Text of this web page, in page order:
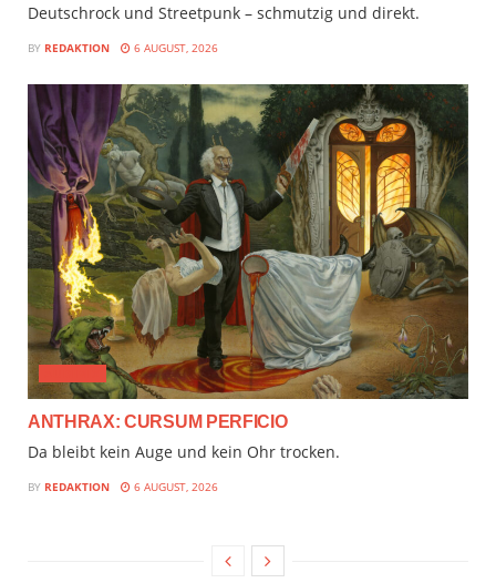
Deutschrock und Streetpunk – schmutzig und direkt.
BY REDAKTION 6 AUGUST, 2026
ANTHRAX: CURSUM PERFICIO
Da bleibt kein Auge und kein Ohr trocken.
BY REDAKTION 6 AUGUST, 2026